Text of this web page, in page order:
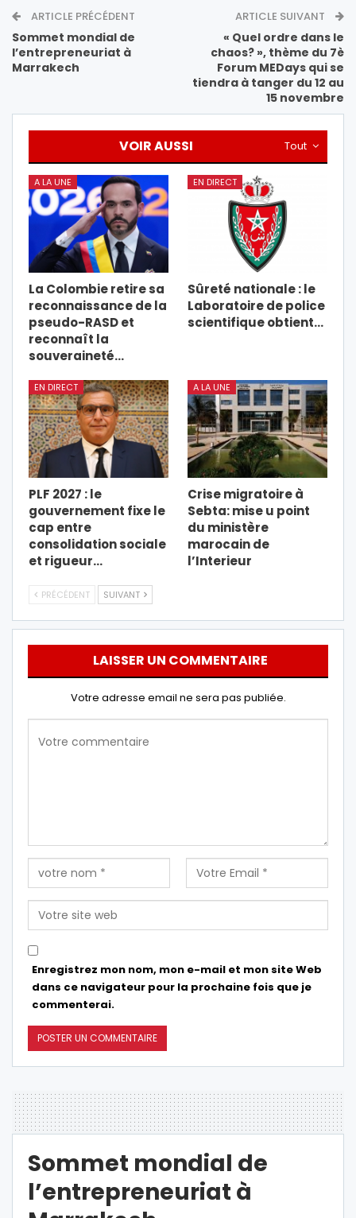
ARTICLE PRÉCÉDENT
Sommet mondial de
l’entrepreneuriat à
Marrakech
ARTICLE SUIVANT
« Quel ordre dans le
chaos? », thème du 7è
Forum MEDays qui se
tiendra à tanger du 12 au
15 novembre
Tout
VOIR AUSSI
A LA UNE
La Colombie retire sa
reconnaissance de la
pseudo-RASD et
reconnaît la
souveraineté…
EN DIRECT
Sûreté nationale : le
Laboratoire de police
scientifique obtient…
EN DIRECT
PLF 2027 : le
gouvernement fixe le
cap entre
consolidation sociale
et rigueur…
A LA UNE
Crise migratoire à
Sebta: mise u point
du ministère
marocain de
l’Interieur
PRÉCÉDENT SUIVANT
LAISSER UN COMMENTAIRE
Votre adresse email ne sera pas publiée.
Enregistrez mon nom, mon e-mail et mon site Web
dans ce navigateur pour la prochaine fois que je
commenterai.
Sommet mondial de
l’entrepreneuriat à